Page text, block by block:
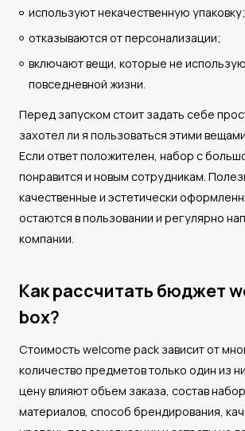
используют некачественную упаковку;
отказываются от персонализации;
включают вещи, которые не
повседневной жизни.
Перед запуском стоит задать себе
захотел ли я пользоваться этими
Если ответ положителен, набор с
понравится и новым сотрудникам.
качественные и эстетически
остаются в пользовании и регулярно
компании.
Как рассчитать бюджет
box?
Стоимость welcome pack зависит от
количество предметов только один из
цену влияют объем заказа, состав
материалов, способ брендирования,